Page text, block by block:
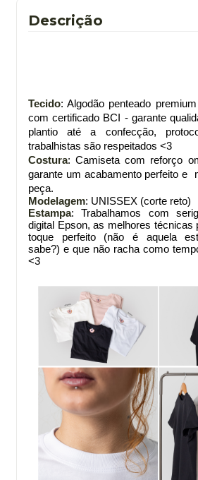
Descrição
Tecido: Algodão penteado
com certificado BCI - garante
plantio até a confecção,
trabalhistas são respeitados <3
Costura: Camiseta com reforço
garante um acabamento perfeito e
peça.
Modelagem: UNISSEX (corte reto)
Estampa: Trabalhamos com
digital Epson, as melhores técnicas
toque perfeito (não é aquela
sabe?) e que não racha como
<3